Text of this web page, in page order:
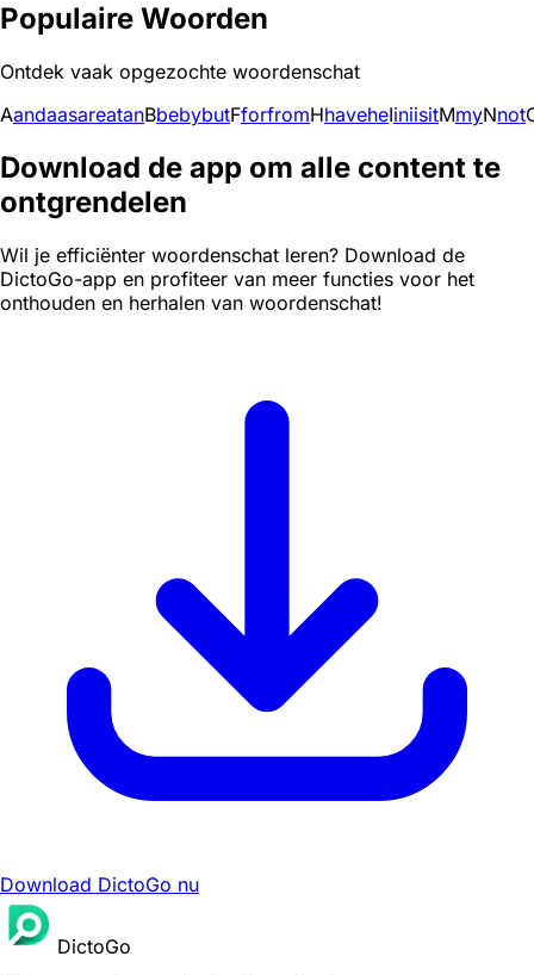
Populaire Woorden
Ontdek vaak opgezochte woordenschat
AandaasareatanBbebybutFforfromHhaveheIiniisitMmyNnot
Download de app om alle content te
ontgrendelen
Wil je efficiënter woordenschat leren? Download de
DictoGo-app en profiteer van meer functies voor het
onthouden en herhalen van woordenschat!
Download DictoGo nu
DictoGo